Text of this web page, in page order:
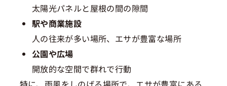
太陽光パネルと屋根の間の隙間
駅や商業施設
人の往来が多い場所、エサが豊富な場所
公園や広場
開放的な空間で群れで行動